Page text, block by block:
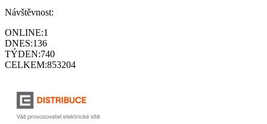
Návštěvnost:
ONLINE:1
DNES:136
TÝDEN:740
CELKEM:853204